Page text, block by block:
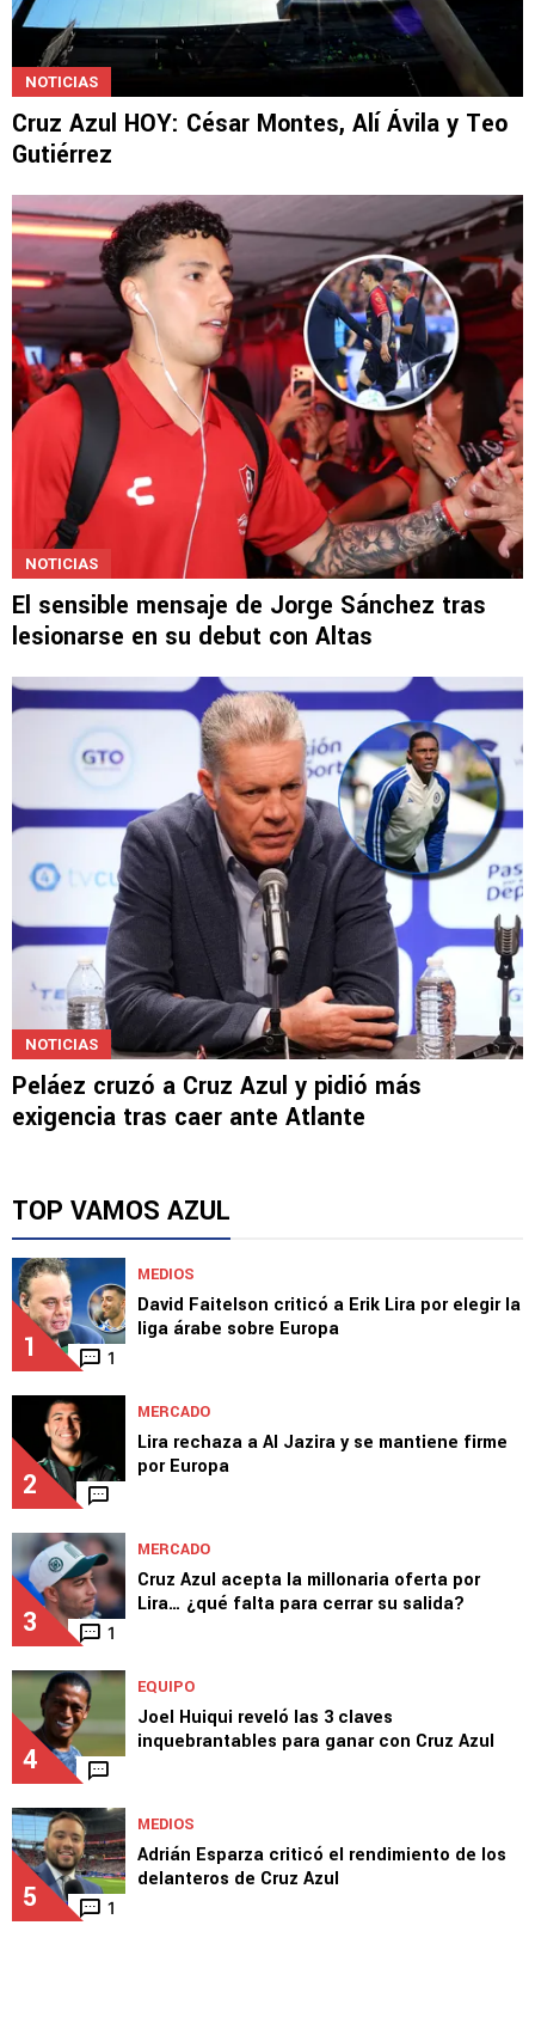
NOTICIAS
Cruz Azul HOY: César Montes, Alí Ávila y Teo
Gutiérrez
NOTICIAS
El sensible mensaje de Jorge Sánchez tras
lesionarse en su debut con Altas
NOTICIAS
Peláez cruzó a Cruz Azul y pidió más
exigencia tras caer ante Atlante
TOP VAMOS AZUL
1 1
MEDIOS
David Faitelson criticó a Erik Lira por elegir la
liga árabe sobre Europa
2
MERCADO
Lira rechaza a Al Jazira y se mantiene firme
por Europa
3 1
MERCADO
Cruz Azul acepta la millonaria oferta por
Lira… ¿qué falta para cerrar su salida?
4
EQUIPO
Joel Huiqui reveló las 3 claves
inquebrantables para ganar con Cruz Azul
5 1
MEDIOS
Adrián Esparza criticó el rendimiento de los
delanteros de Cruz Azul